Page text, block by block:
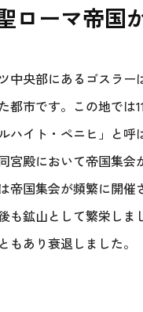
ローマ帝国
中央部にあるゴスラ
都市です。この地では
ハイト・ペニヒ」と呼
宮殿において帝国集
帝国集会が頻繁に開
も鉱山として繁栄し
もあり衰退しました。